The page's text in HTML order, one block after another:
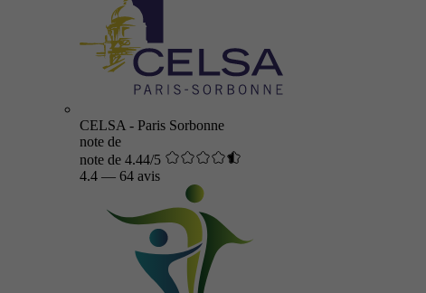
CELSA - Paris Sorbonne
note de
note de 4.44/5
4.4 — 64 avis